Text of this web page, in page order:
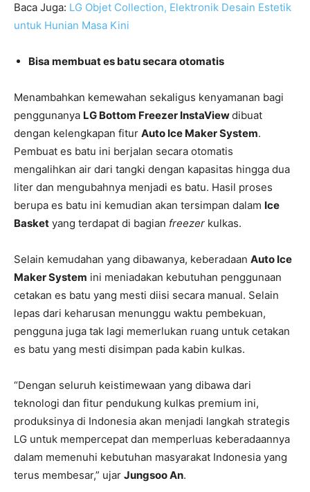
Baca Juga: LG Objet Collection, Elektronik Desain Estetik
untuk Hunian Masa Kini
Bisa membuat es batu secara otomatis
Menambahkan kemewahan sekaligus kenyamanan bagi
penggunanya LG Bottom Freezer InstaViewdibuat
dengan kelengkapan fitur Auto Ice Maker System.
Pembuat es batu ini berjalan secara otomatis
mengalihkan air dari tangki dengan kapasitas hingga dua
liter dan mengubahnya menjadi es batu. Hasil proses
berupa es batu ini kemudian akan tersimpan dalam Ice
Basket yang terdapat di bagian freezer kulkas.
Selain kemudahan yang dibawanya, keberadaan Auto Ice
Maker System ini meniadakan kebutuhan penggunaan
cetakan es batu yang mesti diisi secara manual. Selain
lepas dari keharusan menunggu waktu pembekuan,
pengguna juga tak lagi memerlukan ruang untuk cetakan
es batu yang mesti disimpan pada kabin kulkas.
“Dengan seluruh keistimewaan yang dibawa dari
teknologi dan fitur pendukung kulkas premium ini,
produksinya di Indonesia akan menjadi langkah strategis
LG untuk mempercepat dan memperluas keberadaannya
dalam memenuhi kebutuhan masyarakat Indonesia yang
terus membesar,” ujar Jungsoo An.